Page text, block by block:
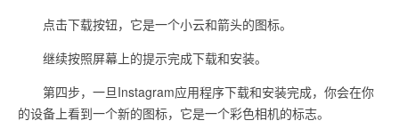
点击下载按钮，它是一个小云和箭头的图标。
继续按照屏幕上的提示完成下载和安装。
第四步，一旦Instagram应用程序下载和安装完成，你会在你
的设备上看到一个新的图标，它是一个彩色相机的标志。